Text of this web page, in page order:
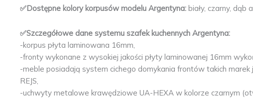
✅Dostępne kolory korpusów modelu Argentyna: biały, czarny, dąb
✅Szczegółowe dane systemu szafek kuchennych Argentyna:
-korpus płyta laminowana 16mm,
-fronty wykonane z wysokiej jakości płyty laminowanej 16mm
-meble posiadają system cichego domykania frontów takich
REJS,
-uchwyty metalowe krawędziowe UA-HEXA w kolorze czarnym